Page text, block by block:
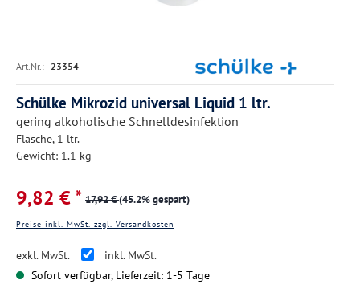
Art.Nr.: 23354
Schülke Mikrozid universal Liquid 1 ltr.
gering alkoholische Schnelldesinfektion
Flasche, 1 ltr.
Gewicht: 1.1 kg
9,82 € * 17,92 €(45.2% gespart)
Preise inkl. MwSt. zzgl. Versandkosten
exkl. MwSt.
inkl. MwSt.
Sofort verfügbar, Lieferzeit: 1-5 Tage